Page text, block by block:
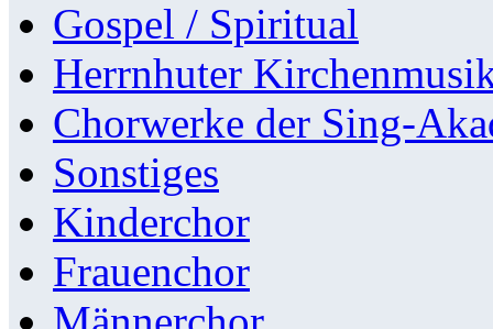
Gospel / Spiritual
Herrnhuter
Chorwerke der Sing-
Sonstiges
Kinderchor
Frauenchor